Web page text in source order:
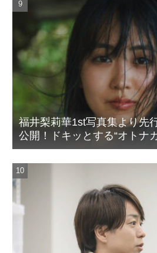
福井梨莉華1st写真集より先
公開！ドキッとする“オトナ